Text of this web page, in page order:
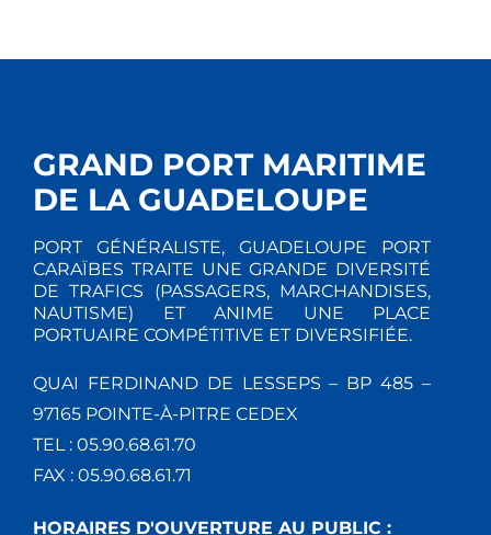
GRAND PORT MARITIME
DE LA GUADELOUPE
PORT GÉNÉRALISTE, GUADELOUPE PORT
CARAÏBES TRAITE UNE GRANDE DIVERSITÉ
DE TRAFICS (PASSAGERS, MARCHANDISES,
NAUTISME) ET ANIME UNE PLACE
PORTUAIRE COMPÉTITIVE ET DIVERSIFIÉE.
QUAI FERDINAND DE LESSEPS – BP 485 –
97165 POINTE-À-PITRE CEDEX
TEL : 05.90.68.61.70
FAX : 05.90.68.61.71
HORAIRES D'OUVERTURE AU PUBLIC :